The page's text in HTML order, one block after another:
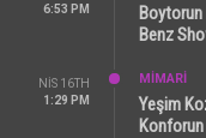
6:53 PM
Boytorun
Benz
NIS 16TH
1:29 PM
MİMARİ
Yeşim
Konforun